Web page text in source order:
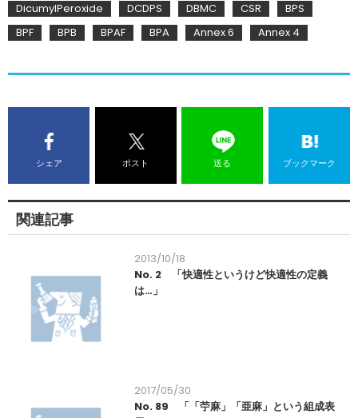
DicumylPeroxide
DCDPS DBMC CSR
BPS
BPF
BPB BPAF BPA Annex 6 Annex 4
シェア ポスト 送る ブックマーク
関連記事
2013/10/18
No. 2 「快適性というけど快適性の定義
は…」
2017/05/30
No. 89 「「苧麻」「亜麻」という組成表